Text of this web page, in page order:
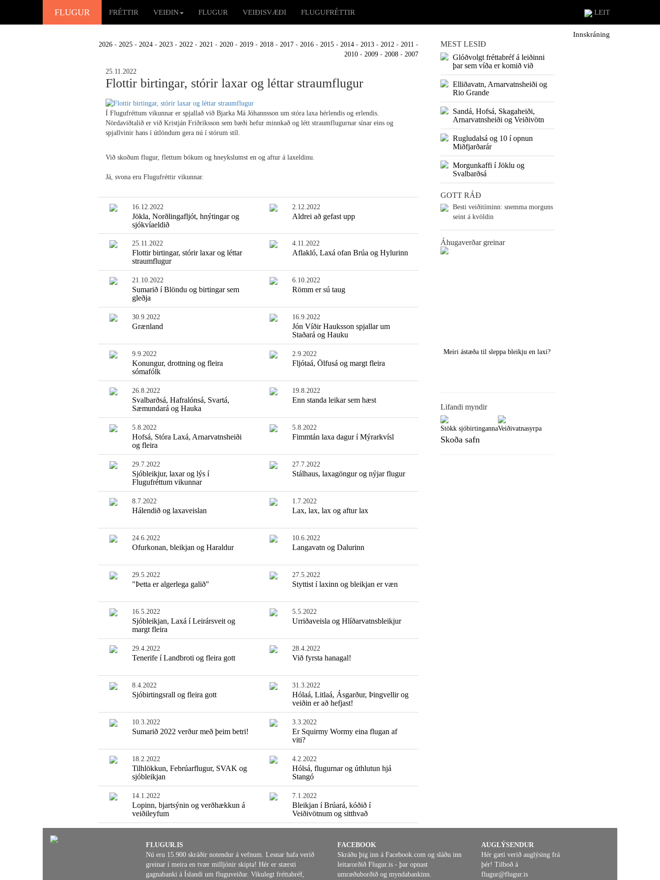
FLUGUR FRÉTTIR VEIÐIN FLUGUR VEIÐISVÆÐI FLUGUFRÉTTIR LEIT
Innskráning
2026 - 2025 - 2024 - 2023 - 2022 - 2021 - 2020 - 2019 - 2018 - 2017 - 2016 - 2015 - 2014 - 2013 - 2012 - 2011 -
2010 - 2009 - 2008 - 2007
25.11.2022
Flottir birtingar, stórir laxar og léttar straumflugur
Í Flugufréttum vikunnar er spjallað við Bjarka Má Jóhannsson um stóra laxa hérlendis og erlendis.
Nördaviðtalið er við Kristján Friðriksson sem bæði hefur minnkað og létt straumflugurnar sínar eins og
spjallvinir hans í útlöndum gera nú í stórum stíl.
Við skoðum flugur, flettum bókum og hneykslumst en og aftur á laxeldinu.
Já, svona eru Flugufréttir vikunnar.
16.12.2022
Jökla, Norðlingafljót, hnýtingar og
sjókvíaeldið
2.12.2022
Aldrei að gefast upp
25.11.2022
Flottir birtingar, stórir laxar og léttar
straumflugur
4.11.2022
Aflakló, Laxá ofan Brúa og Hylurinn
21.10.2022
Sumarið í Blöndu og birtingar sem
gleðja
6.10.2022
Römm er sú taug
30.9.2022
Grænland
16.9.2022
Jón Víðir Hauksson spjallar um
Staðará og Hauku
9.9.2022
Konungur, drottning og fleira
sómafólk
2.9.2022
Fljótaá, Ölfusá og margt fleira
26.8.2022
Svalbarðsá, Hafralónsá, Svartá,
Sæmundará og Hauka
19.8.2022
Enn standa leikar sem hæst
5.8.2022
Hofsá, Stóra Laxá, Arnarvatnsheiði
og fleira
5.8.2022
Fimmtán laxa dagur í Mýrarkvísl
29.7.2022
Sjóbleikjur, laxar og lýs í
Flugufréttum vikunnar
27.7.2022
Stálhaus, laxagöngur og nýjar flugur
8.7.2022
Hálendið og laxaveislan
1.7.2022
Lax, lax, lax og aftur lax
24.6.2022
Ofurkonan, bleikjan og Haraldur
10.6.2022
Langavatn og Dalurinn
29.5.2022
"Þetta er algerlega galið"
27.5.2022
Styttist í laxinn og bleikjan er væn
16.5.2022
Sjóbleikjan, Laxá í Leirársveit og
margt fleira
5.5.2022
Urriðaveisla og Hlíðarvatnsbleikjur
29.4.2022
Tenerife í Landbroti og fleira gott
28.4.2022
Við fyrsta hanagal!
8.4.2022
Sjóbirtingsrall og fleira gott
31.3.2022
Hólaá, Litlaá, Ásgarður, Þingvellir og
veiðin er að hefjast!
10.3.2022
Sumarið 2022 verður með þeim betri!
3.3.2022
Er Squirmy Wormy eina flugan af
viti?
18.2.2022
Tilhlökkun, Febrúarflugur, SVAK og
sjóbleikjan
4.2.2022
Hólsá, flugurnar og úthlutun hjá
Stangó
14.1.2022
Lopinn, bjartsýnin og verðhækkun á
veiðileyfum
7.1.2022
Bleikjan í Brúará, kóðið í
Veiðivötnum og sitthvað
MEST LESIÐ
Glóðvolgt fréttabréf á leiðinni
þar sem víða er komið við
Elliðavatn, Arnarvatnsheiði og
Rio Grande
Sandá, Hofsá, Skagaheiði,
Arnarvatnsheiði og Veiðivötn
Rugludalsá og 10 í opnun
Miðfjarðarár
Morgunkaffi í Jöklu og
Svalbarðsá
GOTT RÁÐ
Besti veiðitíminn: snemma morguns
seint á kvöldin
Áhugaverðar greinar
Einfaldasta fiskisúpan Meiri ástæða til sleppa bleikju en laxi?
Lifandi myndir
Stökk sjóbirtingannaVeiðivatnasyrpa
Skoða safn
FLUGUR.IS
Nú eru 15.900 skráðir notendur á vefnum. Lesnar hafa verið
greinar í meira en tvær milljónir skipta! Hér er stærsti
gagnabanki á Íslandi um fluguveiðar. Vikulegt fréttabréf,
FACEBOOK
Skráðu þig inn á Facebook.com og sláðu inn
leitarorðið Flugur.is - þar opnast
umræðuborðið og myndabankinn.
AUGLÝSENDUR
Hér gæti verið auglýsing frá
þér! Tilboð á
flugur@flugur.is